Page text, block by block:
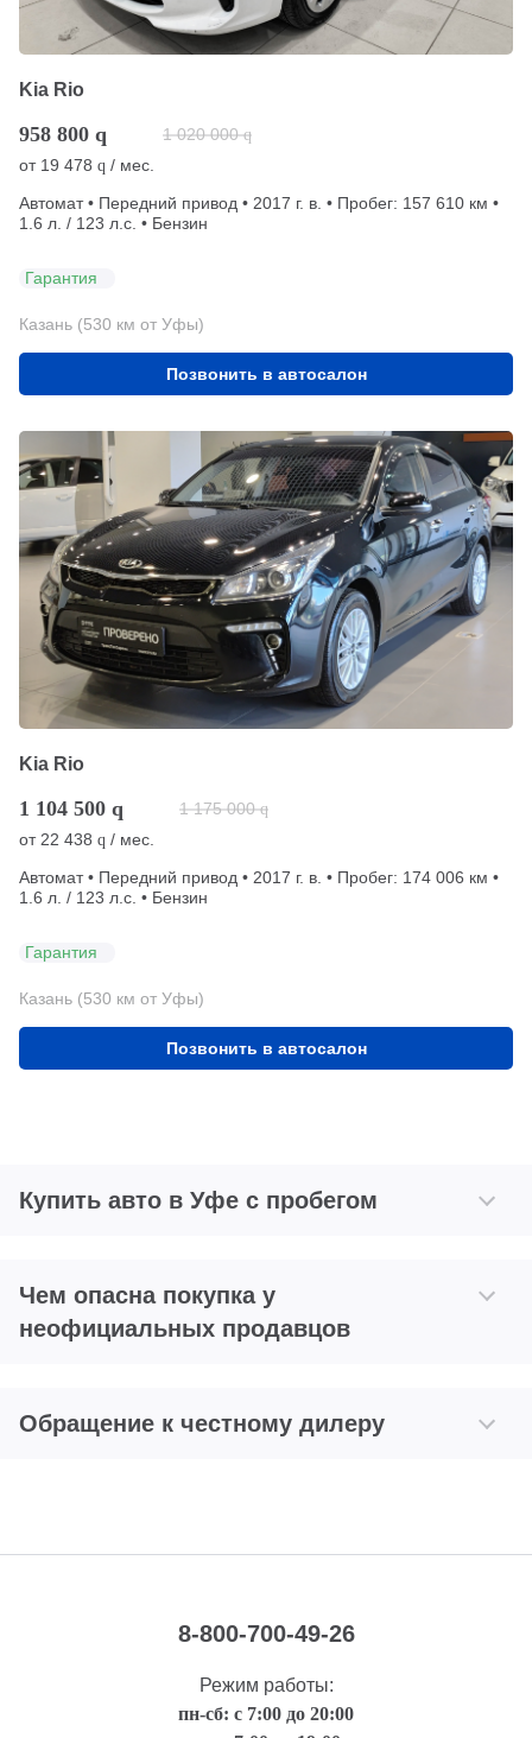
Kia Rio
958 800 q 1 020 000 q
от 19 478 q / мес.
Автомат • Передний привод • 2017 г. в. • Пробег: 157 610 км •
1.6 л. / 123 л.с. • Бензин
Гарантия
Казань (530 км от Уфы)
Позвонить в автосалон
Kia Rio
1 104 500 q 1 175 000 q
от 22 438 q / мес.
Автомат • Передний привод • 2017 г. в. • Пробег: 174 006 км •
1.6 л. / 123 л.с. • Бензин
Гарантия
Казань (530 км от Уфы)
Позвонить в автосалон
Купить авто в Уфе с пробегом
Чем опасна покупка у
неофициальных продавцов
Обращение к честному дилеру
8-800-700-49-26
Режим работы:
пн-сб: с 7:00 до 20:00